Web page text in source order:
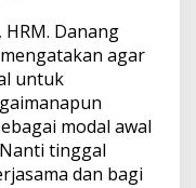
HRM. Danang
agar
untuk
modal awal
tinggal
dan bagi